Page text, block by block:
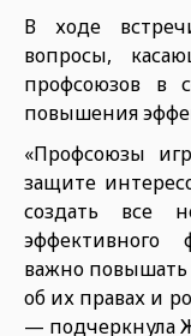
В ходе
вопросы,
профсоюзов в
повышения
«Профсоюзы
защите
создать все
эффективного
важно
об их правах и
— подчеркнула